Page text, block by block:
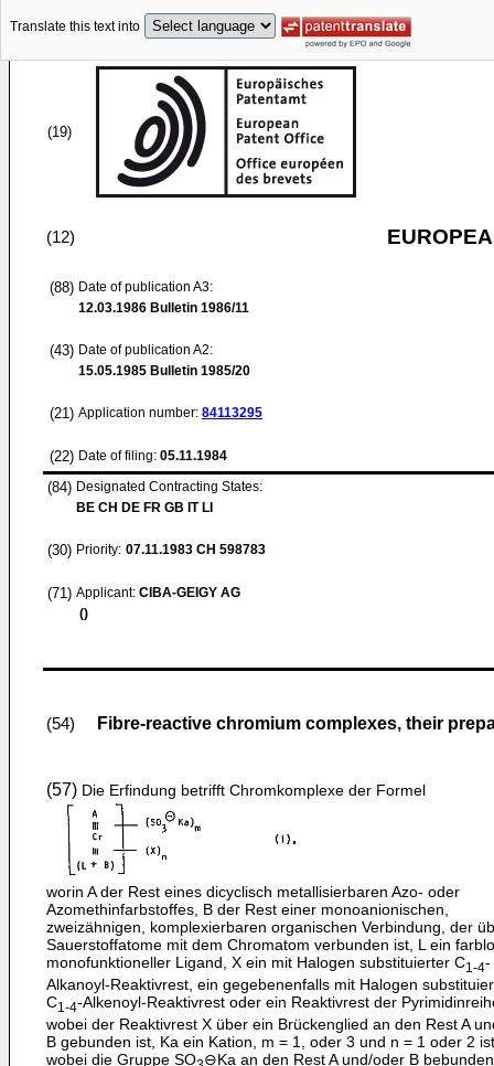
Translate this text into
(19)
(12)
(88) Date of publication A3:
12.03.1986 Bulletin 1986/11
(43) Date of publication A2:
15.05.1985 Bulletin 1985/20
(21) Application number: 84113295
(22) Date of filing: 05.11.1984
(84) Designated Contracting States:
BE CH DE FR GB IT LI
(30) Priority: 07.11.1983 CH 598783
(71) Applicant: CIBA-GEIGY AG
()
(54) Fibre-reactive chromium complexes, their
(57) Die Erfindung betrifft Chromkomplexe der Formel
worin A der Rest eines dicyclisch metallisierbaren Azo- oder
Azomethinfarbstoffes, B der Rest einer monoanionischen,
zweizähnigen, komplexierbaren organischen Verbindung, der
Sauerstoffatome mit dem Chromatom verbunden ist, L ein
monofunktioneller Ligand, X ein mit Halogen substituierter C1-4-
Alkanoyl-Reaktivrest, ein gegebenenfalls mit Halogen
C1-4-Alkenoyl-Reaktivrest oder ein Reaktivrest der
wobei der Reaktivrest X über ein Brückenglied an den Rest A
B gebunden ist, Ka ein Kation, m = 1, oder 3 und n = 1 oder 2
wobei die Gruppe SO ⊖Ka an den Rest A und/oder B